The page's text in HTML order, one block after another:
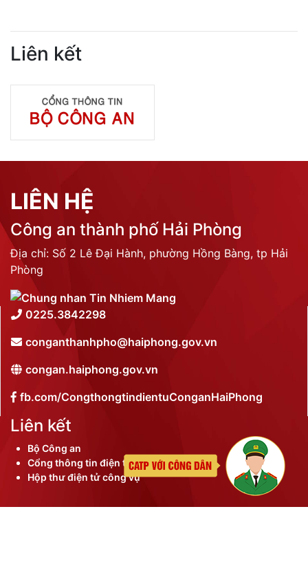
Liên kết
LIÊN HỆ
Công an thành phố Hải Phòng
Địa chỉ: Số 2 Lê Đại Hành, phường Hồng Bàng, tp Hải
Phòng
0225.3842298
conganthanhpho@haiphong.gov.vn
congan.haiphong.gov.vn
fb.com/CongthongtindientuConganHaiPhong
Liên kết
Bộ Công an
Cổng thông tin điện tử thành phố
Hộp thư điện tử công vụ